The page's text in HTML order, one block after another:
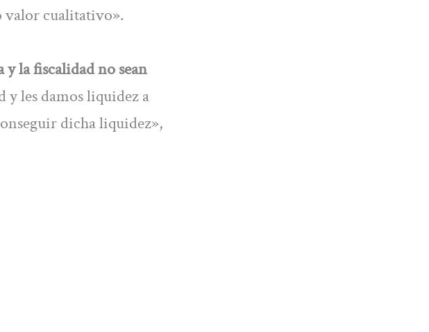
valor cualitativo».
y la fiscalidad no sean
y les damos liquidez a
dicha liquidez»,